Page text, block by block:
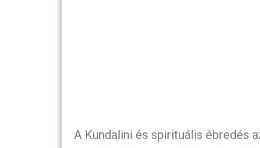
A Kundalini és spirituális ébredés